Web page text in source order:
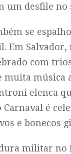
um desfile no
se
Em Salvador,
com
muita música
elenca
Carnaval é
e bonecos
militar no